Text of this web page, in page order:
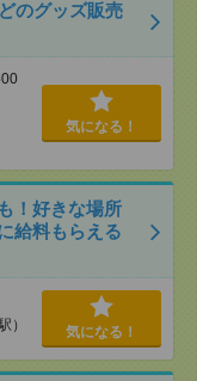
のグッズ販売
気になる！
！好きな場所
給料もらえる
） 気になる！